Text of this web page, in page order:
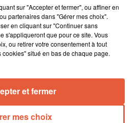
sur "Accepter et fermer", ou affiner en
partenaires dans "Gérer mes choix".
en cliquant sur "Continuer sans
s'appliqueront que pour ce site. Vous
ou retirer votre consentement à tout
situé en bas de chaque page.
mes choix
et fermer